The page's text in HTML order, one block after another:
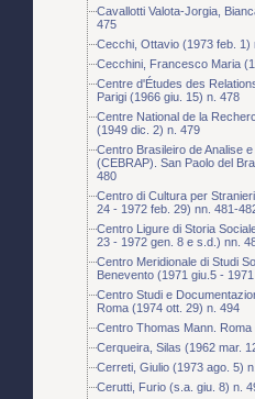
Cavallotti Valota-Jorgia,
475
Cecchi, Ottavio (1973 feb. 1)
Cecchini, Francesco Maria
Centre d'Études des
Parigi (1966 giu. 15) n. 478
Centre National de la
(1949 dic. 2) n. 479
Centro Brasileiro de Analise
(CEBRAP). San Paolo del
480
Centro di Cultura per
24 - 1972 feb. 29) nn. 481-
Centro Ligure di Storia
23 - 1972 gen. 8 e s.d.) nn.
Centro Meridionale di Studi
Benevento (1971 giu.5 -
Centro Studi e
Roma (1974 ott. 29) n. 494
Centro Thomas Mann.
Cerqueira, Silas (1962 mar.
Cerreti, Giulio (1973 ago. 5)
Cerutti, Furio (s.a. giu. 8) n.